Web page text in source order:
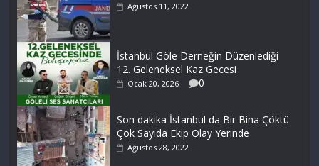
Ağustos 11, 2022
İstanbul Göle Derneğin Düzenlediği
12. Geleneksel Kaz Gecesi
Ocak 20, 2026 0
Son dakika İstanbul da Bir Bina Çöktü
Çok Sayıda Ekip Olay Yerinde
Ağustos 28, 2022